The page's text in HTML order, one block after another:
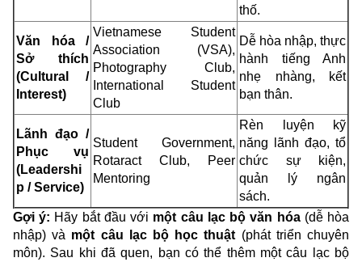
thố.
Văn hóa /
Sở thích
(Cultural /
Interest)
Vietnamese Student
Association (VSA),
Photography Club,
International Student
Club
Dễ hòa nhập, thực
hành tiếng Anh
nhẹ nhàng, kết
bạn thân.
Lãnh đạo /
Phục vụ
(Leadershi
p / Service)
Student Government,
Rotaract Club, Peer
Mentoring
Rèn luyện kỹ
năng lãnh đạo, tổ
chức sự kiện,
quản lý ngân
sách.
Gợi ý: Hãy bắt đầu với một câu lạc bộ văn hóa(dễ hòa
nhập) và một câu lạc bộ học thuật (phát triển chuyên
môn). Sau khi đã quen, bạn có thể thêm một câu lạc bộ